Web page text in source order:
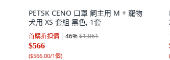
PETSK CENO 口罩 飼主用 M + 寵物
犬用 XS 套組 黑色, 1套
首購折扣價 46%$1,061
$566
($566.00/1個) (